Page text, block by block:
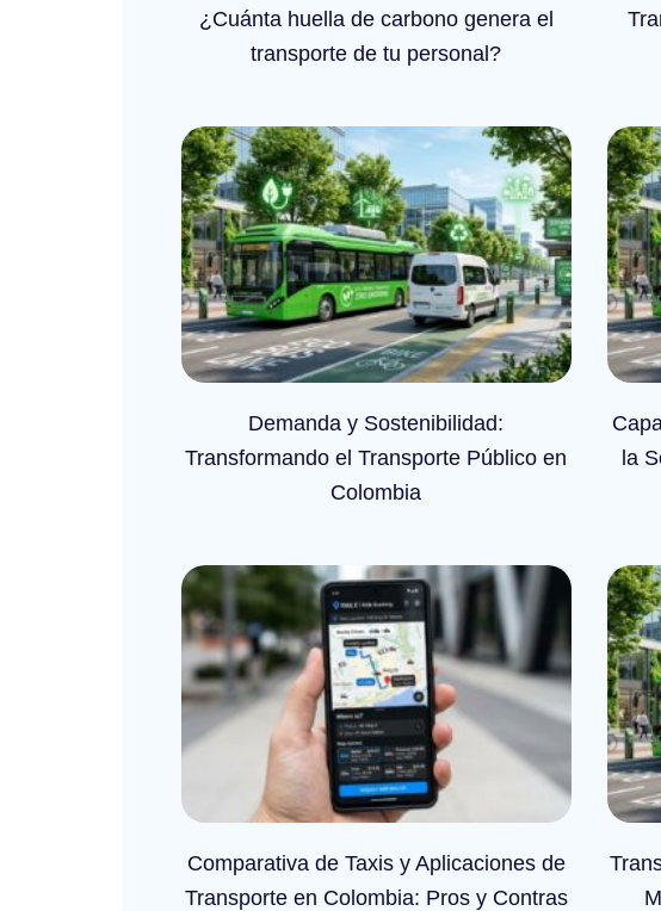
¿Cuánta huella de carbono genera el
transporte de tu personal?
Demanda y Sostenibilidad:
Transformando el Transporte Público en
Colombia
la
Comparativa de Taxis y Aplicaciones de
Transporte en Colombia: Pros y Contras